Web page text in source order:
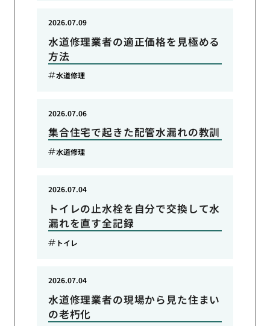
水道修理業者の適正価格を見極める
方法
2026.07.09
水道修理
集合住宅で起きた配管水漏れの教訓
2026.07.06
水道修理
トイレの止水栓を自分で交換して水
漏れを直す全記録
2026.07.04
トイレ
水道修理業者の現場から見た住まい
の老朽化
2026.07.04